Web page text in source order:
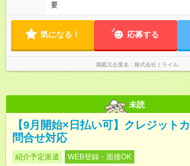
要
気になる！ 応募する
掲載元企業名 株式会社ミライル
未読
【9月開始×日払い可】クレジット
問合せ対応
紹介予定派遣 WEB登録・面接OK